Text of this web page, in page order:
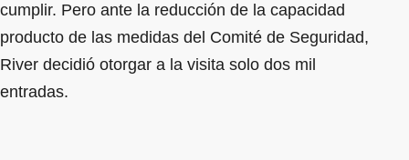
cumplir. Pero ante la reducción de la capacidad
producto de las medidas del Comité de Seguridad,
River decidió otorgar a la visita solo dos mil
entradas.